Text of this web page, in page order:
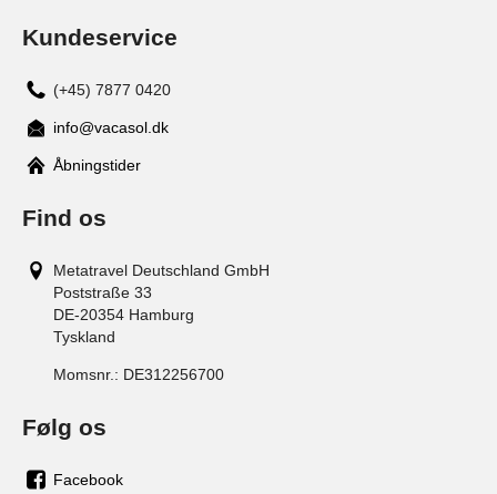
Kundeservice
(+45) 7877 0420
info@vacasol.dk
Åbningstider
Find os
Metatravel Deutschland GmbH
Poststraße 33
DE-20354 Hamburg
Tyskland
Momsnr.: DE312256700
Følg os
Facebook